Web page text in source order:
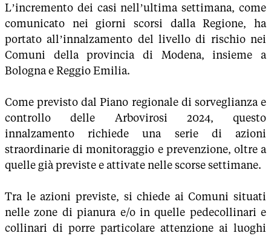
L’incremento dei casi nell’ultima settimana, come
comunicato nei giorni scorsi dalla Regione, ha
portato all’innalzamento del livello di rischio nei
Comuni della provincia di Modena, insieme a
Bologna e Reggio Emilia.
Come previsto dal Piano regionale di sorveglianza e
controllo delle Arbovirosi 2024, questo
innalzamento richiede una serie di azioni
straordinarie di monitoraggio e prevenzione, oltre a
quelle già previste e attivate nelle scorse settimane.
Tra le azioni previste, si chiede ai Comuni situati
nelle zone di pianura e/o in quelle pedecollinari e
collinari di porre particolare attenzione ai luoghi